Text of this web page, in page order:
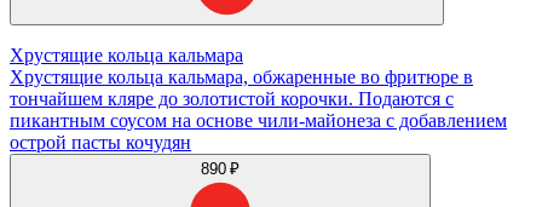
Хрустящие кольца кальмара
Хрустящие кольца кальмара, обжаренные во фритюре в
тончайшем кляре до золотистой корочки. Подаются с
пикантным соусом на основе чили-майонеза с добавлением
острой пасты кочудян
890 ₽